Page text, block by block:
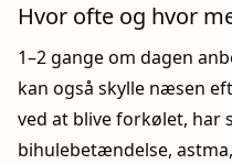
Hvor ofte og hvor
1–2 gange om dagen
kan også skylle næsen
ved at blive forkølet, har
bihulebetændelse,